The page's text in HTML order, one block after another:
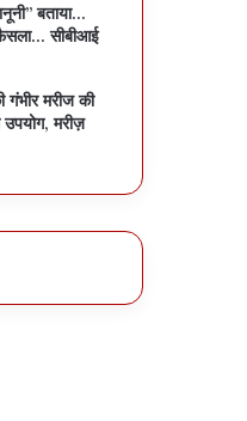
बताया…
सीबीआई
गंभीर मरीज की
मरीज़